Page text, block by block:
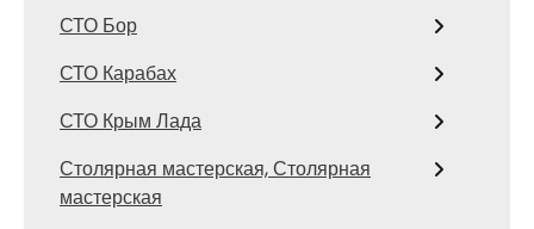
СТО Бор
СТО Карабах
СТО Крым Лада
Столярная мастерская, Столярная
мастерская